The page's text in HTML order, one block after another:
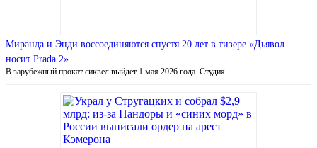
Миранда и Энди воссоединяются спустя 20 лет в тизере «Дьявол
носит Prada 2»
В зарубежный прокат сиквел выйдет 1 мая 2026 года. Студия …